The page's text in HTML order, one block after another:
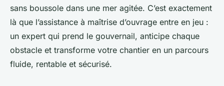
sans boussole dans une mer agitée. C’est exactement
là que l’assistance à maîtrise d’ouvrage entre en jeu :
un expert qui prend le gouvernail, anticipe chaque
obstacle et transforme votre chantier en un parcours
fluide, rentable et sécurisé.